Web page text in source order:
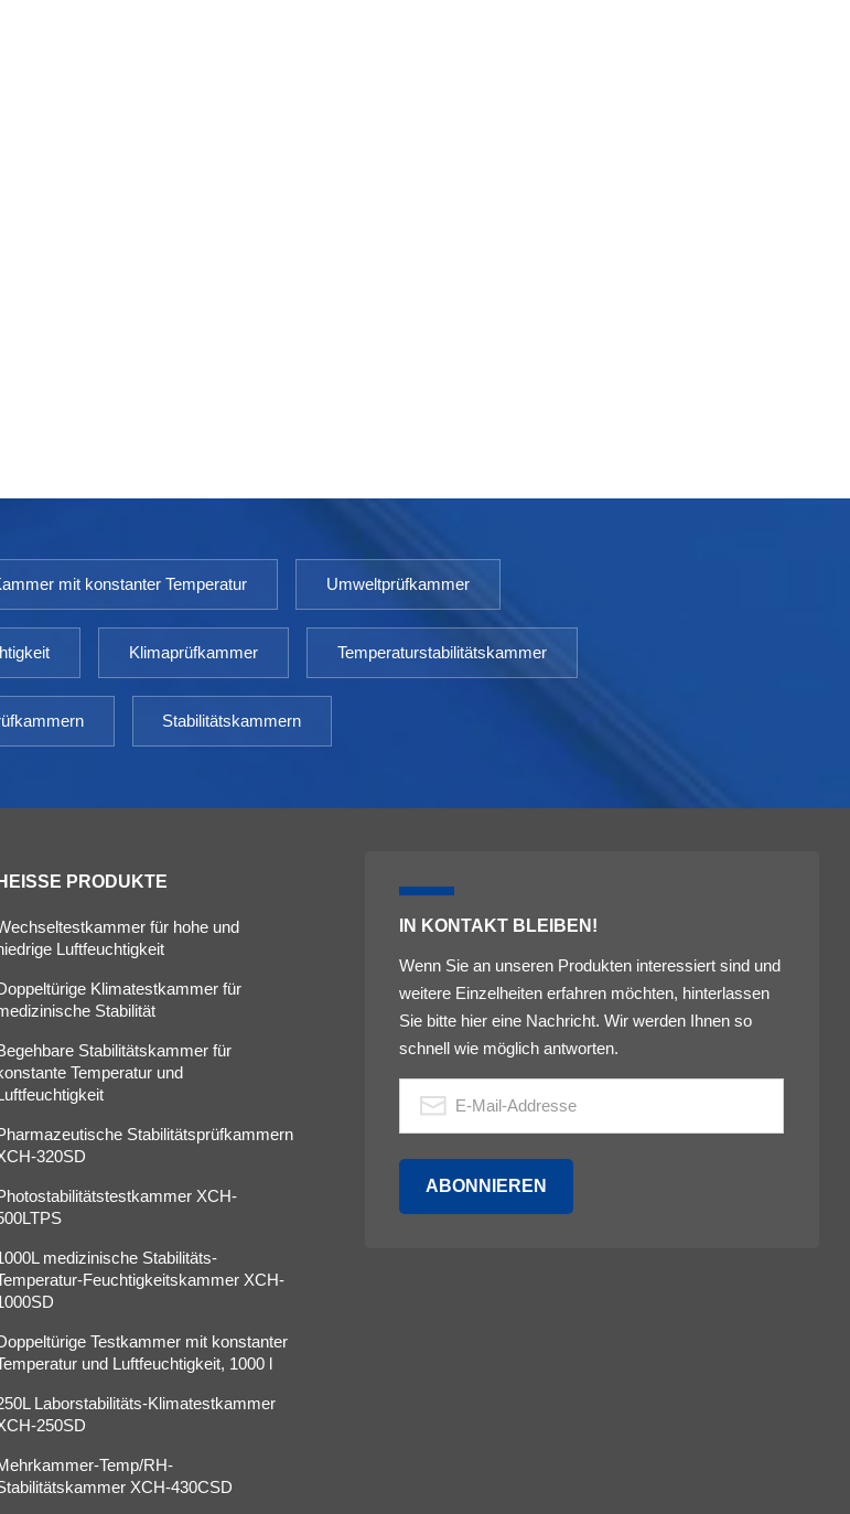
mit konstanter Temperatur Umweltprüfkammer
Klimaprüfkammer Temperaturstabilitätskammer
Stabilitätskammern
HEISSE PRODUKTE
für hohe und
Luftfeuchtigkeit
Klimatestkammer für
Stabilität
Stabilitätskammer für
Temperatur und
Stabilitätsprüfkammern
320SD
XCH-
medizinische Stabilitäts-
Feuchtigkeitskammer XCH-
Testkammer mit konstanter
und Luftfeuchtigkeit, 1000 l
Laborstabilitäts-Klimatestkammer
250SD
Temp/RH-
XCH-430CSD
IN KONTAKT BLEIBEN!
Wenn Sie an unseren Produkten interessiert sind und
weitere Einzelheiten erfahren möchten, hinterlassen
Sie bitte hier eine Nachricht. Wir werden Ihnen so
schnell wie möglich antworten.